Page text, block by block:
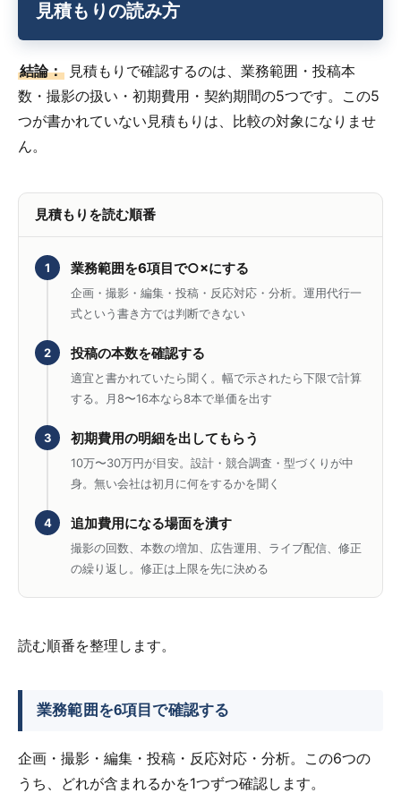
見積もりの読み方
結論： 見積もりで確認するのは、業務範囲・投稿本
数・撮影の扱い・初期費用・契約期間の5つです。この5
つが書かれていない見積もりは、比較の対象になりませ
ん。
見積もりを読む順番
1 業務範囲を6項目で○×にする
企画・撮影・編集・投稿・反応対応・分析。運用代行一
式という書き方では判断できない
2 投稿の本数を確認する
適宜と書かれていたら聞く。幅で示されたら下限で計算
する。月8〜16本なら8本で単価を出す
3 初期費用の明細を出してもらう
10万〜30万円が目安。設計・競合調査・型づくりが中
身。無い会社は初月に何をするかを聞く
4 追加費用になる場面を潰す
撮影の回数、本数の増加、広告運用、ライブ配信、修正
の繰り返し。修正は上限を先に決める
読む順番を整理します。
業務範囲を6項目で確認する
企画・撮影・編集・投稿・反応対応・分析。この6つの
うち、どれが含まれるかを1つずつ確認します。